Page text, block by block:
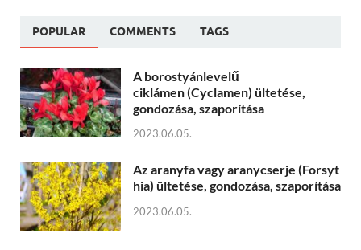
POPULAR COMMENTS TAGS
A borostyánlevelű
ciklámen (Cyclamen) ültetése,
gondozása, szaporítása
2023.06.05.
Az aranyfa vagy aranycserje (Forsyt
hia) ültetése, gondozása, szaporítása
2023.06.05.